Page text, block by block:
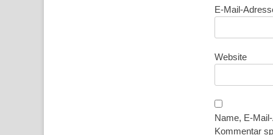
E-Mail-
Website
Name, E-
Kommentar